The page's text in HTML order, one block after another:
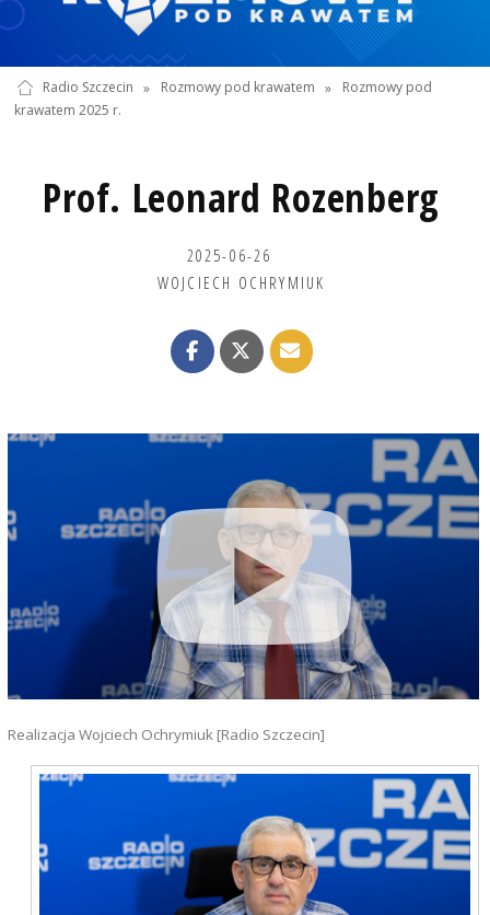
Radio Szczecin » Rozmowy pod krawatem »
Rozmowy pod
krawatem 2025 r.
Prof. Leonard Rozenberg
2025-06-26
WOJCIECH OCHRYMIUK
Realizacja Wojciech Ochrymiuk [Radio Szczecin]